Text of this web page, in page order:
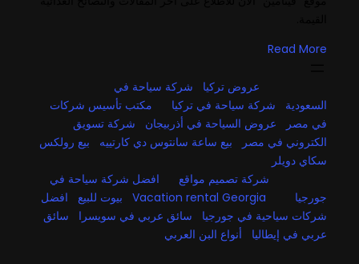
Read More
عروض تركيا
شركة سياحة في
السعودية
شركة سياحة في تركيا
مكتب تأسيس شركات
في مصر
عروض السياحة في أذربيجان
شركة تسويق
الكتروني في مصر
بيع ساعة سانتوس دي كارتييه
بيع رولكس
سكاي دويلر
شركة تصميم مواقع
افضل شركة سياحة في
جورجيا
Vacation rental Georgia بيوت للبيع
افضل
شركات سياحية في جورجيا
سائق عربي في سويسرا
سائق
عربي في إيطاليا
أنواع البن العربي